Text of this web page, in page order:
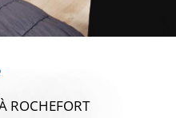
ROCHEFORT